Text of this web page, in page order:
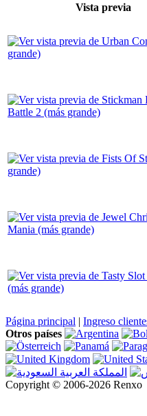
Vista previa
Página principal | Ingreso
Otros países
Copyright © 2006-2026 Renxo